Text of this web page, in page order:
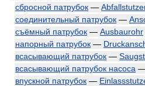
сбросной патрубок —
соединительный патрубок —
съёмный патрубок — Ausbaurohr
напорный патрубок —
всасывающий патрубок —
всасывающий патрубок насоса
впускной патрубок —